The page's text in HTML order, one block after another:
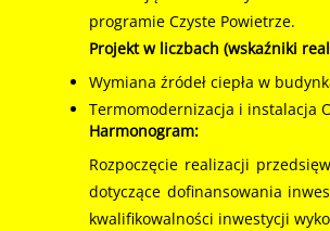
programie Czyste Powietrze.
Projekt w liczbach (wskaźniki
Wymiana źródeł ciepła w
Termomodernizacja i instalacja
Harmonogram:
Rozpoczęcie realizacji
dotyczące dofinansowania
kwalifikowalności inwestycji